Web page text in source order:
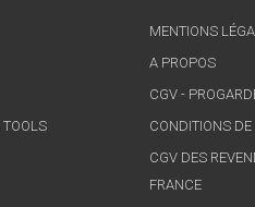
TOOLS
MENTIONS
A PROPOS
CGV -
CONDITIONS
CGV DES
FRANCE